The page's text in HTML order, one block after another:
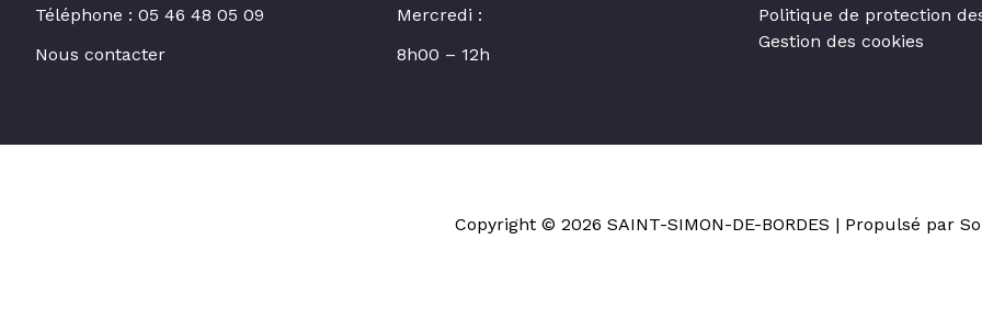
Téléphone : 05 46 48 05 09
Nous contacter
Mercredi :
8h00 – 12h
Politique de protection
Gestion des cookies
Copyright © 2026 SAINT-SIMON-DE-BORDES | Propulsé par